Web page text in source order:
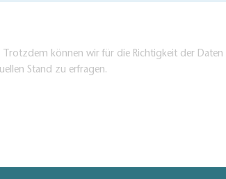
können wir für die Richtigkeit der
Stand zu erfragen.